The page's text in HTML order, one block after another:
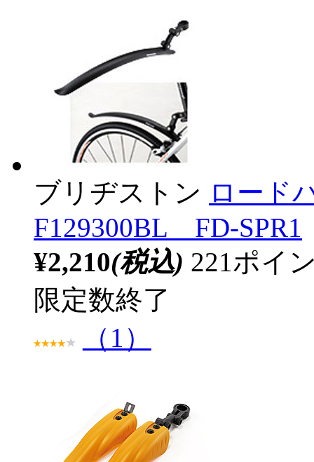
ブリヂストン ロード
F129300BL FD-SPR1
¥2,210(税込) 221ポイ
限定数終了
（1）